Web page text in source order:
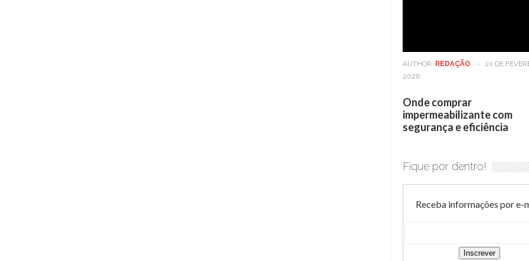
AUTHOR: REDAÇÃO -
10 DE
2026
Onde comprar
impermeabilizante com
segurança e eficiência
Fique por dentro!
Receba informações por e-